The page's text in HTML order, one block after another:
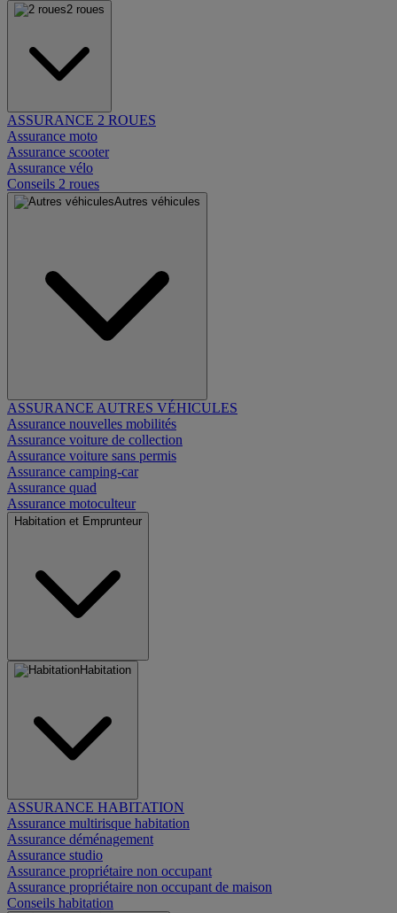
2 roues
ASSURANCE 2 ROUES
Assurance moto
Assurance scooter
Assurance vélo
Conseils 2 roues
Autres véhicules
ASSURANCE AUTRES VÉHICULES
Assurance nouvelles mobilités
Assurance voiture de collection
Assurance voiture sans permis
Assurance camping-car
Assurance quad
Assurance motoculteur
Habitation et Emprunteur
Habitation
ASSURANCE HABITATION
Assurance multirisque habitation
Assurance déménagement
Assurance studio
Assurance propriétaire non occupant
Assurance propriétaire non occupant de maison
Conseils habitation